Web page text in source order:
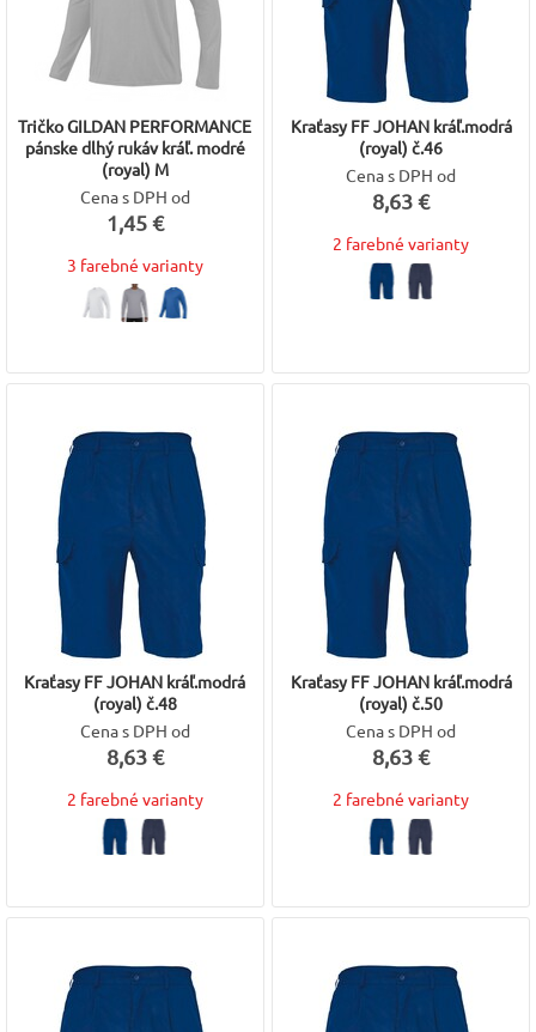
Tričko GILDAN PERFORMANCE
pánske dlhý rukáv kráľ. modré
(royal) M
Cena s DPH od
1,45 €
3 farebné varianty
Kraťasy FF JOHAN kráľ.modrá
(royal) č.46
Cena s DPH od
8,63 €
2 farebné varianty
Kraťasy FF JOHAN kráľ.modrá
(royal) č.48
Cena s DPH od
8,63 €
2 farebné varianty
Kraťasy FF JOHAN kráľ.modrá
(royal) č.50
Cena s DPH od
8,63 €
2 farebné varianty